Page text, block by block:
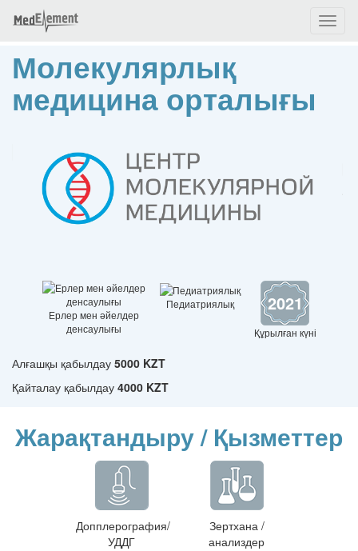
Молекулярлық
медицина орталығы
Ерлер мен әйелдер
денсаулығы
Педиатриялық 2021
Құрылған күні
Алғашқы қабылдау 5000 KZT
Қайталау қабылдау 4000 KZT
Жарақтандыру / Қызметтер
Допплерография/
УДДГ
Зертхана /
анализдер